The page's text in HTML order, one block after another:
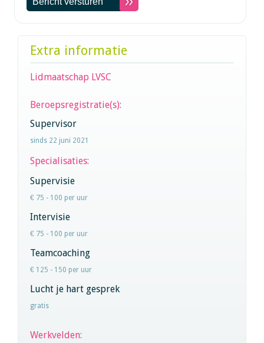
Extra informatie
Lidmaatschap LVSC
Beroepsregistratie(s):
Supervisor
sinds 22 juni 2021
Specialisaties:
Supervisie
€ 75 - 100 per uur
Intervisie
€ 75 - 100 per uur
Teamcoaching
€ 125 - 150 per uur
Lucht je hart gesprek
gratis
Werkvelden: